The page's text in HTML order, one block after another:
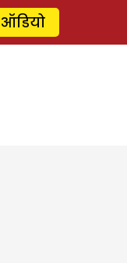
ऑडियो